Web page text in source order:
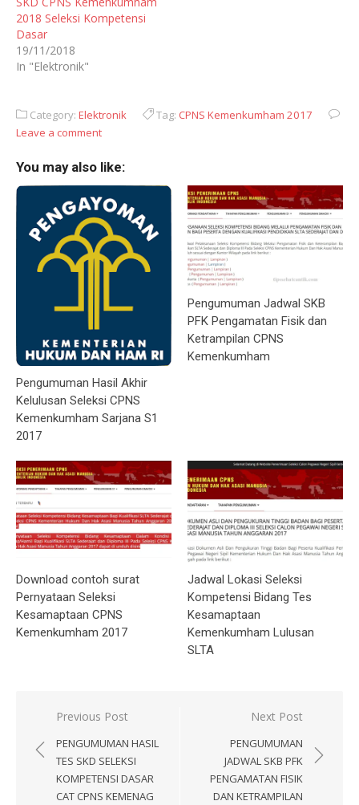
2018 Seleksi Kompetensi
Dasar
19/11/2018
In "Elektronik"
Category: Elektronik Tag: CPNS Kemenkumham 2017
Leave a comment
You may also like:
Pengumuman Hasil Akhir
Kelulusan Seleksi CPNS
Kemenkumham Sarjana S1
2017
Pengumuman Jadwal SKB
PFK Pengamatan Fisik dan
Ketrampilan CPNS
Kemenkumham
Download contoh surat
Pernyataan Seleksi
Kesamaptaan CPNS
Kemenkumham 2017
Jadwal Lokasi Seleksi
Kompetensi Bidang Tes
Kesamaptaan
Kemenkumham Lulusan
SLTA
Post
navigation
Previous Post
PENGUMUMAN HASIL
TES SKD SELEKSI
KOMPETENSI DASAR
CAT CPNS KEMENAG
Next Post
PENGUMUMAN
JADWAL SKB PFK
PENGAMATAN FISIK
DAN KETRAMPILAN